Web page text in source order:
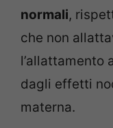
normali,
che non
l’allattamento
dagli effetti
materna.